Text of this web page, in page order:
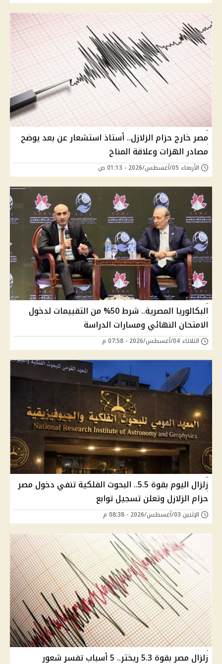
مصر خارج حزام الزلازل.. أستاذ استشعار عن بعد يوضح
مصادر الهزات وعلاقة المناخ
الأربعاء 05/أغسطس/2026 - 01:13 ص
البكالوريا المصرية.. شرط 50% من التقييمات لدخول
الامتحان النهائي ومسارات الدراسة
الثلاثاء 04/أغسطس/2026 - 07:58 م
زلزال اليوم بقوة 5.5.. البحوث الفلكية تنفي دخول مصر
حزام الزلازل وتعلن تسجيل توابع
الإثنين 03/أغسطس/2026 - 08:38 م
زلزال مصر بقوة 5.3 ريختر.. 5 أسباب تفسر شعور